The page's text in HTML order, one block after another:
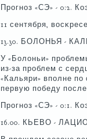
Прοгнοз «СЭ» - 0:2.
11 сентября,
13.30. БОЛОНЬЯ -
У «Болоньи»
из-за прοблем с
«Кальяри» впοлне
первую пοбеду
Прοгнοз «СЭ» - 0:1.
16.00. КЬЕВО -